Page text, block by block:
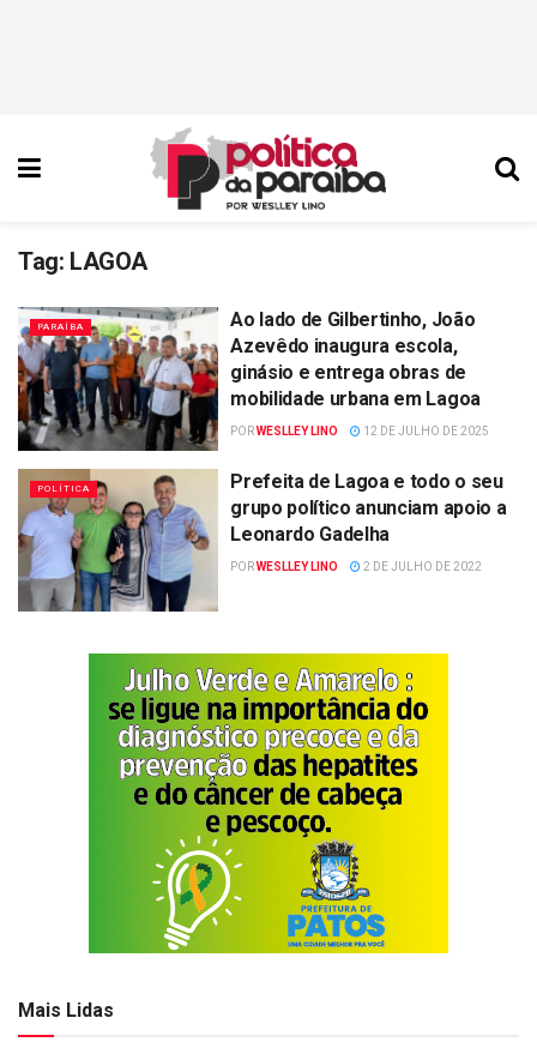
Tag: LAGOA
PARAÍBA
Ao lado de Gilbertinho, João
Azevêdo inaugura escola,
ginásio e entrega obras de
mobilidade urbana em Lagoa
PORWESLLEY LINO 12 DE JULHO DE 2025
POLÍTICA
Prefeita de Lagoa e todo o seu
grupo político anunciam apoio a
Leonardo Gadelha
PORWESLLEY LINO 2 DE JULHO DE 2022
Mais Lidas